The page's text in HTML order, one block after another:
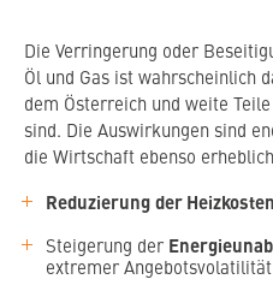
FAQ
KONTAKT
KARRIERE
NEWSLETTER
HÄNDLERSUCHE
Die Verringerung oder
Öl und Gas ist wahrscheinlich
dem Österreich und weite
sind. Die Auswirkungen sind
die Wirtschaft ebenso
Reduzierung der Heizkosten
Steigerung der
extremer